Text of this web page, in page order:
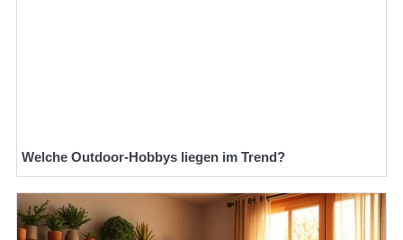
Welche Outdoor-Hobbys liegen im Trend?